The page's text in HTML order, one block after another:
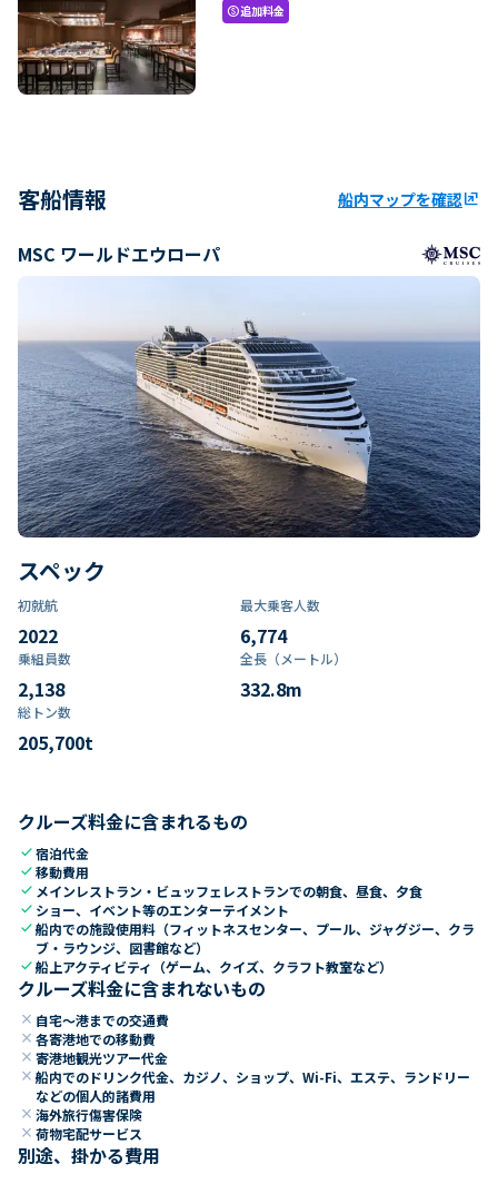
paid追加料金
客船情報 船内マップを確認ungroup
MSC ワールドエウローパ
スペック
初就航
2022
最大乗客人数
6,774
乗組員数​
2,138
全長（メートル）
332.8m
総トン数​
205,700t
クルーズ料金に含まれるもの
check宿泊代金
check移動費用
check メインレストラン・ビュッフェレストランでの朝食、昼食、夕食
check ショー、イベント等のエンターテイメント
check船内での施設使用料（フィットネスセンター、プール、ジャグジー、クラ
ブ・ラウンジ、図書館など）
check船上アクティビティ（ゲーム、クイズ、クラフト教室など）
クルーズ料金に含まれないもの
close 自宅～港までの交通費
close 各寄港地での移動費
close 寄港地観光ツアー代金
close 船内でのドリンク代金、カジノ、ショップ、Wi-Fi、エステ、ランドリー
などの個人的諸費用
close 海外旅行傷害保険
close 荷物宅配サービス
別途、掛かる費用